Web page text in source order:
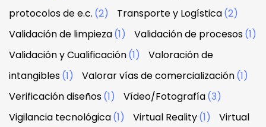
protocolos de e.c. (2) Transporte y Logística(2)
Validación de limpieza(1) Validación de procesos(1)
Validación y Cualificación(1)
Valoración de
intangibles(1) Valorar vías de comercialización(1)
Verificación diseños(1) Vídeo/Fotografía(3)
Vigilancia tecnológica(1) Virtual Reality(1)
Virtual